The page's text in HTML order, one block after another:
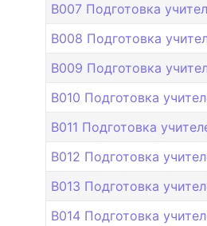
B007 Подготовка
B008 Подготовка
B009 Подготовка
B010 Подготовка
B011 Подготовка
B012 Подготовка
B013 Подготовка
B014 Подготовка